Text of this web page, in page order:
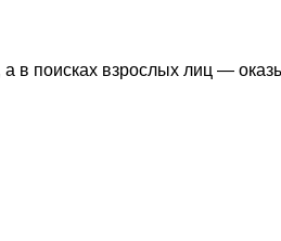
в поисках взрослых лиц —